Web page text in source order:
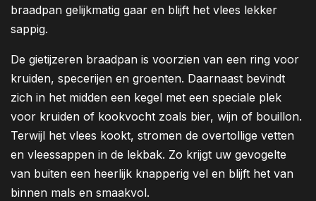
braadpan gelijkmatig gaar en blijft het vlees lekker
sappig.
De gietijzeren braadpan is voorzien van een ring voor
kruiden, specerijen en groenten. Daarnaast bevindt
zich in het midden een kegel met een speciale plek
voor kruiden of kookvocht zoals bier, wijn of bouillon.
Terwijl het vlees kookt, stromen de overtollige vetten
en vleessappen in de lekbak. Zo krijgt uw gevogelte
van buiten een heerlijk knapperig vel en blijft het van
binnen mals en smaakvol.